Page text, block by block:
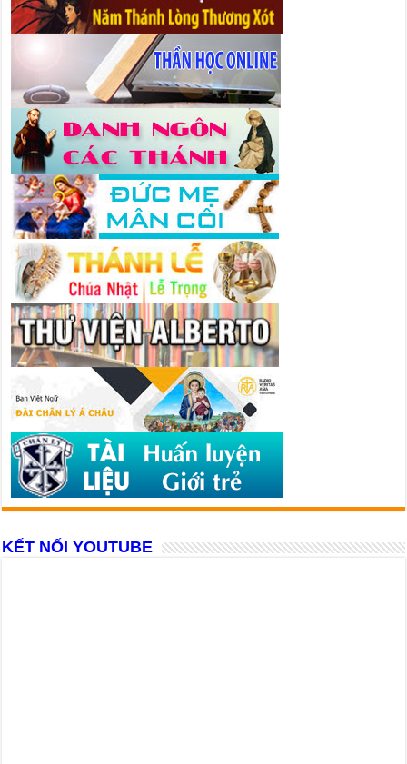
KẾT NỐI YOUTUBE